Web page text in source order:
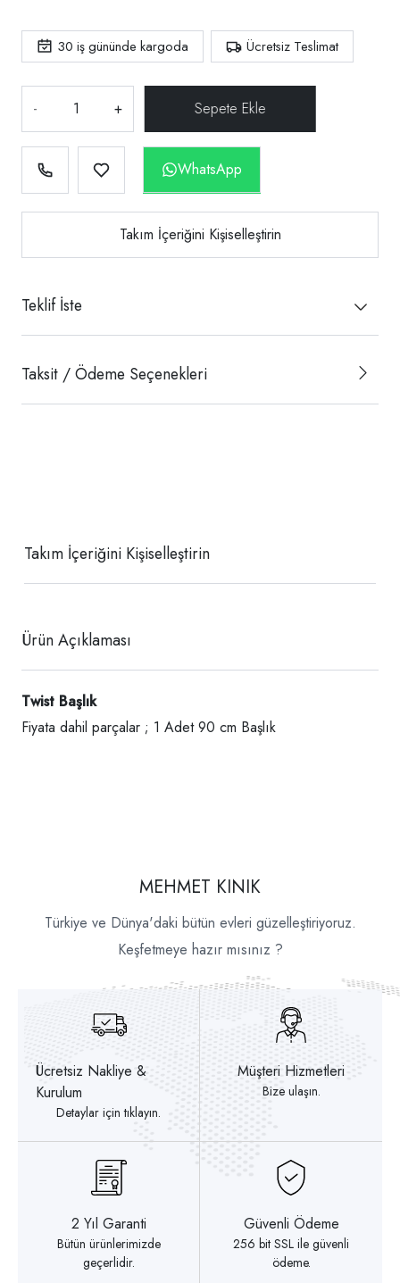
30 iş gününde kargoda Ücretsiz Teslimat
- +
WhatsApp
Takım İçeriğini Kişiselleştirin
Teklif İste
Taksit / Ödeme Seçenekleri
Takım İçeriğini Kişiselleştirin
Ürün Açıklaması
Twist Başlık
Fiyata dahil parçalar ; 1 Adet 90 cm Başlık
MEHMET KINIK
Türkiye ve Dünya'daki bütün evleri güzelleştiriyoruz.
Keşfetmeye hazır mısınız ?
Ücretsiz Nakliye &
Kurulum
Detaylar için tıklayın.
Müşteri Hizmetleri
Bize ulaşın.
2 Yıl Garanti
Bütün ürünlerimizde
geçerlidir.
Güvenli Ödeme
256 bit SSL ile güvenli
ödeme.